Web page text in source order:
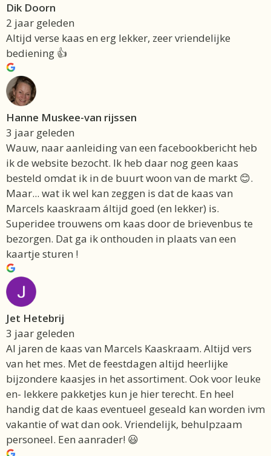
Dik Doorn
2 jaar geleden
Altijd verse kaas en erg lekker, zeer vriendelijke
bediening 👍
Hanne Muskee-van rijssen
3 jaar geleden
Wauw, naar aanleiding van een facebookbericht heb
ik de website bezocht. Ik heb daar nog geen kaas
besteld omdat ik in de buurt woon van de markt 😊.
Maar... wat ik wel kan zeggen is dat de kaas van
Marcels kaaskraam áltijd goed (en lekker) is.
Superidee trouwens om kaas door de brievenbus te
bezorgen. Dat ga ik onthouden in plaats van een
kaartje sturen !
Jet Hetebrij
3 jaar geleden
Al jaren de kaas van Marcels Kaaskraam. Altijd vers
van het mes. Met de feestdagen altijd heerlijke
bijzondere kaasjes in het assortiment. Ook voor leuke
en- lekkere pakketjes kun je hier terecht. En heel
handig dat de kaas eventueel geseald kan worden ivm
vakantie of wat dan ook. Vriendelijk, behulpzaam
personeel. Een aanrader! 😃